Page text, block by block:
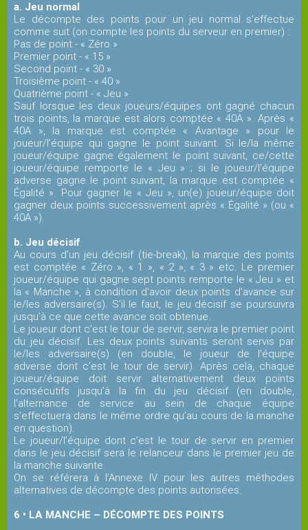
Entreprises
MEDIA
Affiches
des
tournois
Photothèque
Vidéothèque
Reportages
La
presse
en
parle
Infos
utiles
Quiz
a. Jeu normal
Le décompte des points pour un jeu normal s’effectue
comme suit (on compte les points du serveur en premier) :
Pas de point - « Zéro »
Premier point - « 15 »
Second point - « 30 »
Troisième point - « 40 »
Quatrième point - « Jeu »
Sauf lorsque les deux joueurs/équipes ont gagné chacun
trois points, la marque est alors comptée « 40A ». Après «
40A », la marque est comptée « Avantage » pour le
joueur/l’équipe qui gagne le point suivant. Si le/la même
joueur/équipe gagne également le point suivant, ce/cette
joueur/équipe remporte le « Jeu » ; si le joueur/l’équipe
adverse gagne le point suivant, la marque est comptée «
Égalité ». Pour gagner le « Jeu », un(e) joueur/équipe doit
gagner deux points successivement après « Égalité » (ou «
40A »).
b. Jeu décisif
Au cours d’un jeu décisif (tie-break), la marque des points
est comptée « Zéro », « 1 », « 2 », « 3 » etc. Le premier
joueur/équipe qui gagne sept points remporte le « Jeu » et
la « Manche », à condition d’avoir deux points d’avance sur
le/les adversaire(s). S’il le faut, le jeu décisif se poursuivra
jusqu’à ce que cette avance soit obtenue.
Le joueur dont c’est le tour de servir, servira le premier point
du jeu décisif. Les deux points suivants seront servis par
le/les adversaire(s) (en double, le joueur de l’équipe
adverse dont c’est le tour de servir). Après cela, chaque
joueur/équipe doit servir alternativement deux points
consécutifs jusqu’à la fin du jeu décisif (en double,
l’alternance de service au sein de chaque équipe
s’effectuera dans le même ordre qu’au cours de la manche
en question).
Le joueur/l’équipe dont c’est le tour de servir en premier
dans le jeu décisif sera le relanceur dans le premier jeu de
la manche suivante.
On se référera à l’Annexe IV pour les autres méthodes
alternatives de décompte des points autorisées.
6 • LA MANCHE – DÉCOMPTE DES POINTS